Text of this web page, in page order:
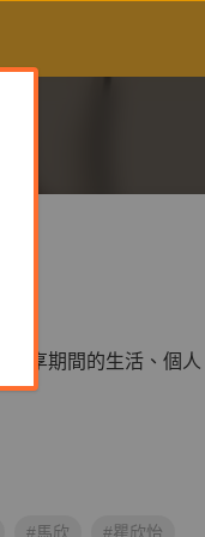
分享期間的生活、個人
#馬欣 #瞿欣怡